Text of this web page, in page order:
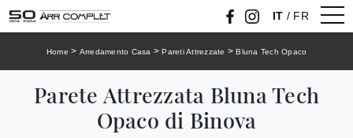
IT / FR
Home > Arredamento Casa >Pareti Attrezzate >Bluna Tech Opaco
Parete Attrezzata Bluna Tech
Opaco di Binova